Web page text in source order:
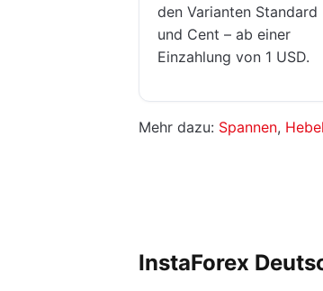
den Varianten Standard
und Cent – ab einer
Einzahlung von 1 USD.
Mehr dazu: Spannen,
InstaForex